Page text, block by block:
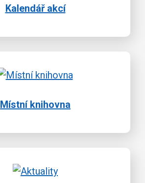
Kalendář akcí
Místní knihovna